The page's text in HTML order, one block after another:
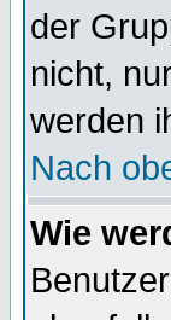
der
nicht,
werden
Nach
Wie